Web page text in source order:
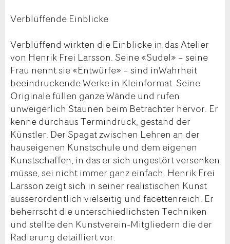
Verblüffende Einblicke
Verblüffend wirkten die Einblicke in das Atelier
von Henrik Frei Larsson. Seine «Sudel» – seine
Frau nennt sie «Entwürfe» – sind inWahrheit
beeindruckende Werke in Kleinformat. Seine
Originale füllen ganze Wände und rufen
unweigerlich Staunen beim Betrachter hervor. Er
kenne durchaus Termindruck, gestand der
Künstler. Der Spagat zwischen Lehren an der
hauseigenen Kunstschule und dem eigenen
Kunstschaffen, in das er sich ungestört versenken
müsse, sei nicht immer ganz einfach. Henrik Frei
Larsson zeigt sich in seiner realistischen Kunst
ausserordentlich vielseitig und facettenreich. Er
beherrscht die unterschiedlichsten Techniken
und stellte den Kunstverein-Mitgliedern die der
Radierung detailliert vor.